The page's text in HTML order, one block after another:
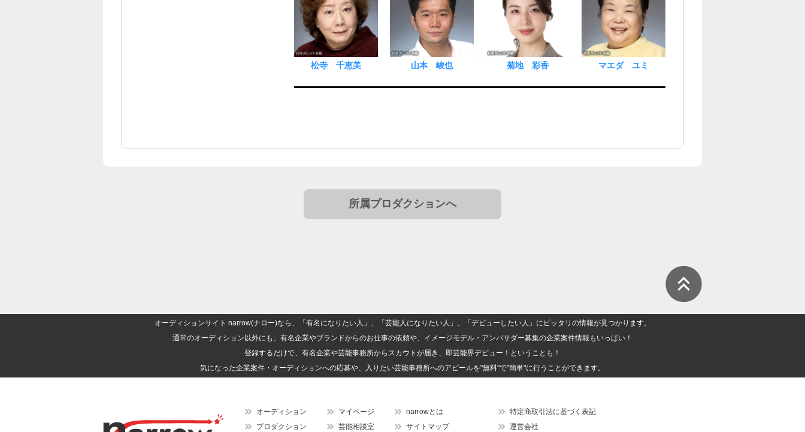
松寺 千恵美 山本 峻也 菊地 彩香 マエダ ユミ
所属プロダクションへ
オーディションサイト narrow(ナロー)なら、「有名になりたい人」、「芸能人になりたい人」、「デビューしたい人」にピッタリの情報が見つかります。
通常のオーディション以外にも、有名企業やブランドからのお仕事の依頼や、イメージモデル・アンバサダー募集の企業案件情報もいっぱい！
登録するだけで、有名企業や芸能事務所からスカウトが届き、即芸能界デビュー！ということも！
気になった企業案件・オーディションへの応募や、入りたい芸能事務所へのアピールを"無料"で"簡単"に行うことができます。
オーディション
プロダクション
マイページ
芸能相談室
narrowとは
サイトマップ
特定商取引法に基づく表記
運営会社